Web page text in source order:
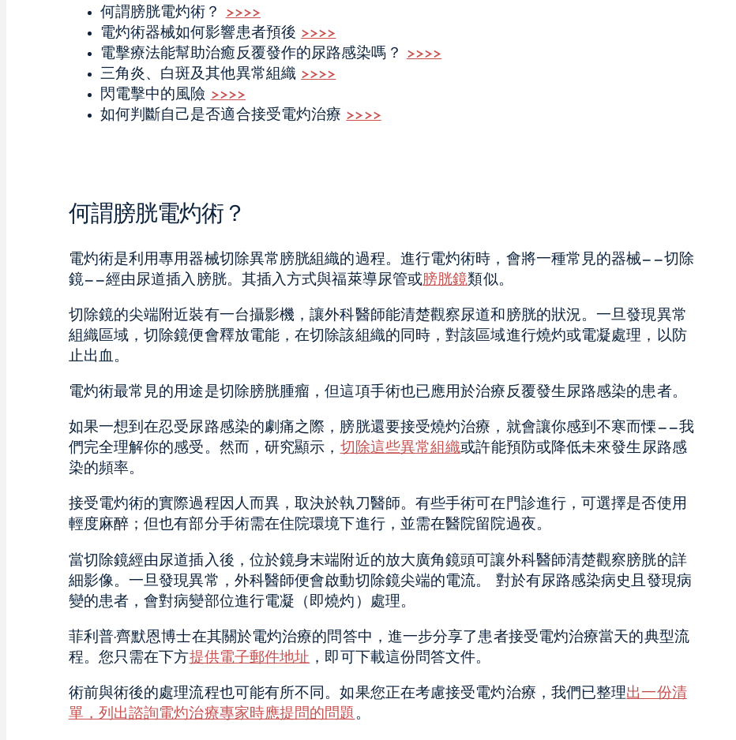
何謂膀胱電灼術？ >>>>
電灼術器械如何影響患者預後 >>>>
電擊療法能幫助治癒反覆發作的尿路感染嗎？ >>>>
三角炎、白斑及其他異常組織 >>>>
閃電擊中的風險 >>>>
如何判斷自己是否適合接受電灼治療 >>>>
何謂膀胱電灼術？
電灼術是利用專用器械切除異常膀胱組織的過程。進行電灼術時，會將一種常見的器械——切除
鏡——經由尿道插入膀胱。其插入方式與福萊導尿管或膀胱鏡類似。
切除鏡的尖端附近裝有一台攝影機，讓外科醫師能清楚觀察尿道和膀胱的狀況。一旦發現異常
組織區域，切除鏡便會釋放電能，在切除該組織的同時，對該區域進行燒灼或電凝處理，以防
止出血。
電灼術最常見的用途是切除膀胱腫瘤，但這項手術也已應用於治療反覆發生尿路感染的患者。
如果一想到在忍受尿路感染的劇痛之際，膀胱還要接受燒灼治療，就會讓你感到不寒而慄——我
們完全理解你的感受。然而，研究顯示， 切除這些異常組織或許能預防或降低未來發生尿路感
染的頻率。
接受電灼術的實際過程因人而異，取決於執刀醫師。有些手術可在門診進行，可選擇是否使用
輕度麻醉；但也有部分手術需在住院環境下進行，並需在醫院留院過夜。
當切除鏡經由尿道插入後，位於鏡身末端附近的放大廣角鏡頭可讓外科醫師清楚觀察膀胱的詳
細影像。一旦發現異常，外科醫師便會啟動切除鏡尖端的電流。 對於有尿路感染病史且發現病
變的患者，會對病變部位進行電凝（即燒灼）處理。
菲利普·齊默恩博士在其關於電灼治療的問答中，進一步分享了患者接受電灼治療當天的典型流
程。您只需在下方提供電子郵件地址 ，即可下載這份問答文件。
術前與術後的處理流程也可能有所不同。如果您正在考慮接受電灼治療，我們已整理出一份清
單，列出諮詢電灼治療專家時應提問的問題 。